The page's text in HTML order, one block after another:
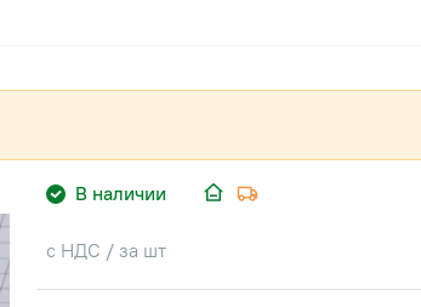
В наличии
с НДС / за шт